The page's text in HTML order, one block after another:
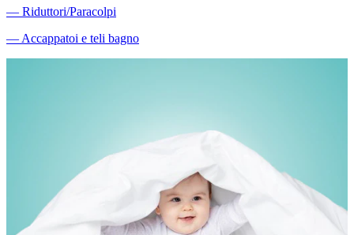
― Riduttori/Paracolpi
―Accappatoi e teli bagno